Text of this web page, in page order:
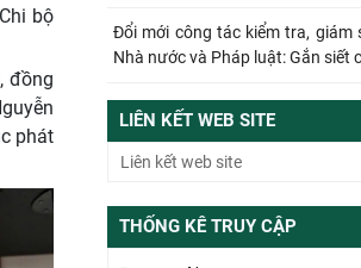
bộ
đồng
phát
Đổi mới công tác kiểm tra, giám
Nhà nước và Pháp luật: Gắn siết
Từ quan niệm của C.Mác về
đến nguyên tắc phân phối
trường
Mối quan hệ giữa dân chủ và
quan điểm của C.Mác và sự
LIÊN KẾT WEB SITE
THỐNG KÊ TRUY CẬP